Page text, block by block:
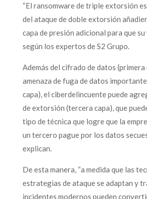
“El ransomware de triple extorsión
del ataque de doble extorsión
capa de presión adicional para que su
según los expertos de S2 Grupo.
Además del cifrado de datos (primera
amenaza de fuga de datos
capa), el ciberdelincuente puede
de extorsión (tercera capa), que
tipo de técnica que logre que la
un tercero pague por los datos
explican.
De esta manera, “a medida que las
estrategias de ataque se adaptan y
incidentes modernos pueden